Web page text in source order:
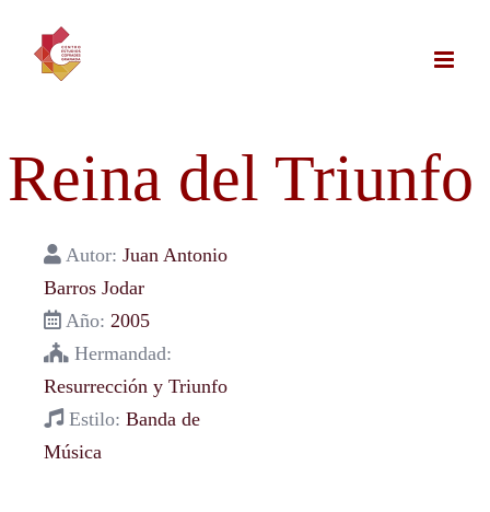
contenido
Reina del Triunfo
Autor: Juan Antonio
Barros Jodar
Año: 2005
Hermandad:
Resurrección y Triunfo
Estilo: Banda de
Música